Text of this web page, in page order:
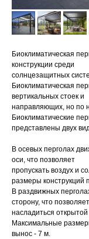
Биоклиматическая
конструкции среди
солнцезащитных
Биоклиматическая
вертикальных стоек и
направляющих, но по
Биоклиматические
представлены двух
В осевых перголах
оси, что позволяет
пропускать воздух и
размеры конструкций
В раздвижных
сторону, что
насладиться
Максимальные
вынос - 7 м.